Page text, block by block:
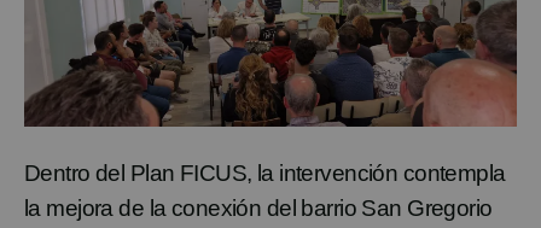
Dentro del Plan FICUS, la intervención contempla
la mejora de la conexión del barrio San Gregorio